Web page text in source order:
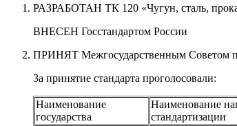
РАЗРАБОТАН ТК 120 «Чугун, сталь,
ВНЕСЕН Госстандартом России
ПРИНЯТ Межгосударственным Советом
За принятие стандарта проголосовали:
Наименование
государства
Наименование
стандартизации